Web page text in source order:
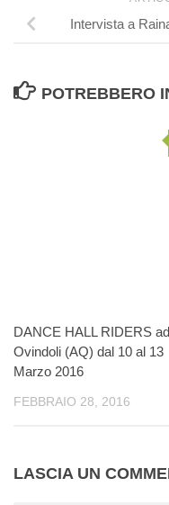
Intervista a
POTREBBERO
DANCE HALL RIDERS ad
Ovindoli (AQ) dal 10 al 13
Marzo 2016
FEBBRAIO 28, 2016
LASCIA UN